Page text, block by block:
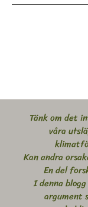
Tänk om det
våra
Kan andra
En del
I denna
argument